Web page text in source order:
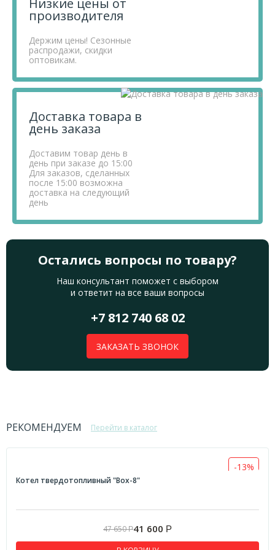
производителя
Держим цены! Сезонные
распродажи, скидки
оптовикам.
Доставка товара в
день заказа
Доставим товар день в
день при заказе до 15:00
Для заказов, сделанных
после 15:00 возможна
доставка на следующий
день
Остались вопросы по товару?
Наш консультант поможет с выбором
и ответит на все ваши вопросы
+7 812 740 68 02
ЗАКАЗАТЬ ЗВОНОК
РЕКОМЕНДУЕМ Перейти в каталог
-13%
Котел твердотопливный "Box-8"
47 650Р41 600 Р